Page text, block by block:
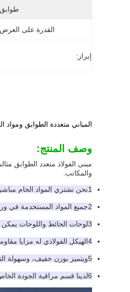
القدرة على
إبراز:
المباني متعددة الطوابق ومواد
وصف المنتج:
مبنى الفولاذ متعدد الطوابق
والمكاتب.
1نحن نشتري المواد الخام مباشرة من مصانع كبيرة من أجل خفض التكلفة.
2جميع المواد المستخدمة في ورشة عمل الهيكل الفولاذي هي حزمة H ، C purlin ، Z purlin ، ورق الفولاذ المموج والألوان واللوحات السندويش.
3لوحات الحائط واللوحات يمكن أن تكون لوحات ساندويتش المموجة أو صفائح الفولاذ المموجة الملونة.
4الهيكل الفولاذي له مزايا مقاومة الزلزال وخالية من التلوث وتوفير الطاقة والأمان في البناء.
5ويتميز بوزن خفيف، وسهولة التثبيت، وفترة بناء قصيرة، وعائد سريع على الاستثمار وصديقة للبيئة.
6لدينا قسم مراقبة الجودة الخاص بنا لضمان الجودة للمشاريع.